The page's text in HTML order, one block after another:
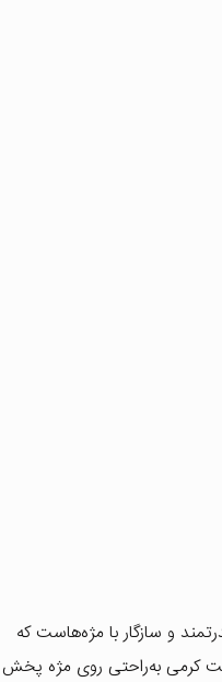
و سازگار با مژه‌هاست که
کرمی به‌راحتی روی مژه پخش